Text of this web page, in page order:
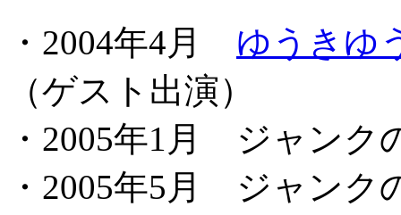
・2004年4月 ゆうきゆ
（ゲスト出演）
・2005年1月 ジャン
・2005年5月 ジャン